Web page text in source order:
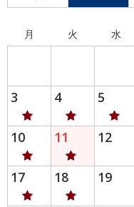
月 火 水
3 4 5
10 11 12
17 18 19